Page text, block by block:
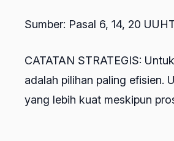
Sumber: Pasal 6, 14, 20
CATATAN STRATEGIS:
adalah pilihan paling efisien.
yang lebih kuat meskipun